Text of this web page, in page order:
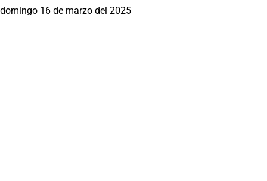
domingo 16 de marzo del 2025